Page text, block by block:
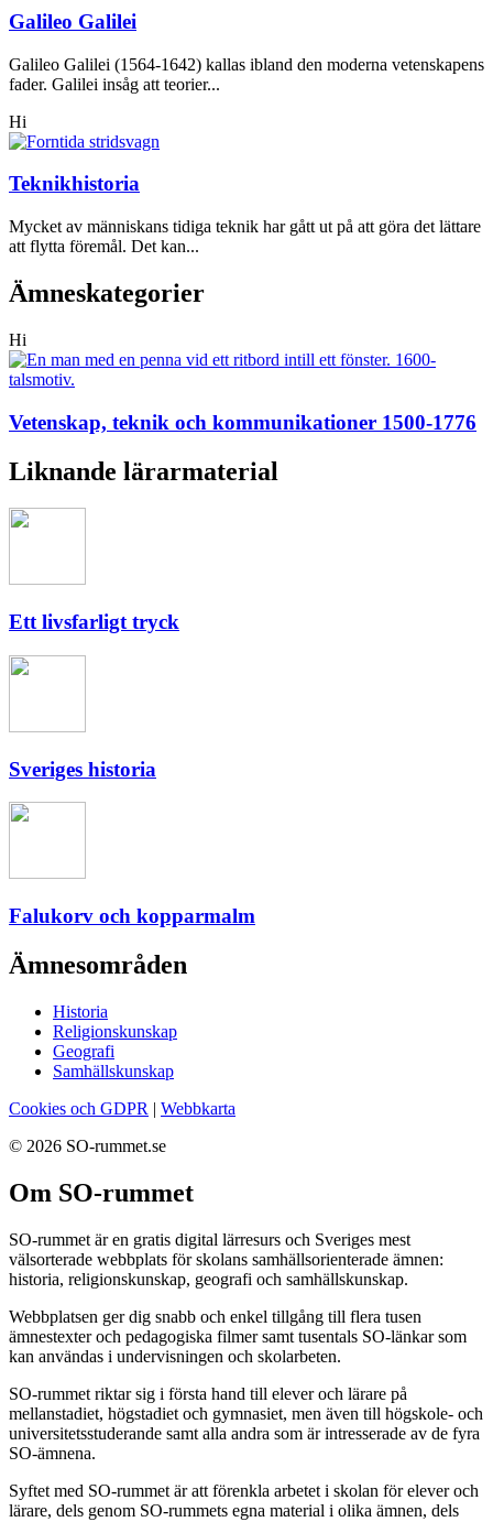
Galileo Galilei
Galileo Galilei (1564-1642) kallas ibland den moderna vetenskapens
fader. Galilei insåg att teorier...
Hi
Teknikhistoria
Mycket av människans tidiga teknik har gått ut på att göra det lättare
att flytta föremål. Det kan...
Ämneskategorier
Hi
Vetenskap, teknik och kommunikationer 1500-1776
Liknande lärarmaterial
Ett livsfarligt tryck
Sveriges historia
Falukorv och kopparmalm
Ämnesområden
Historia
Religionskunskap
Geografi
Samhällskunskap
Cookies och GDPR | Webbkarta
© 2026 SO-rummet.se
Om SO-rummet
SO-rummet är en gratis digital lärresurs och Sveriges mest
välsorterade webbplats för skolans samhällsorienterade ämnen:
historia, religionskunskap, geografi och samhällskunskap.
Webbplatsen ger dig snabb och enkel tillgång till flera tusen
ämnestexter och pedagogiska filmer samt tusentals SO-länkar som
kan användas i undervisningen och skolarbeten.
SO-rummet riktar sig i första hand till elever och lärare på
mellanstadiet, högstadiet och gymnasiet, men även till högskole- och
universitetsstuderande samt alla andra som är intresserade av de fyra
SO-ämnena.
Syftet med SO-rummet är att förenkla arbetet i skolan för elever och
lärare, dels genom SO-rummets egna material i olika ämnen, dels